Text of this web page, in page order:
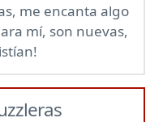
me encanta algo
mí, son nuevas,